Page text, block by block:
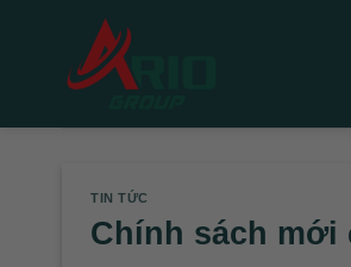
TIN TỨC
Chính sách mới